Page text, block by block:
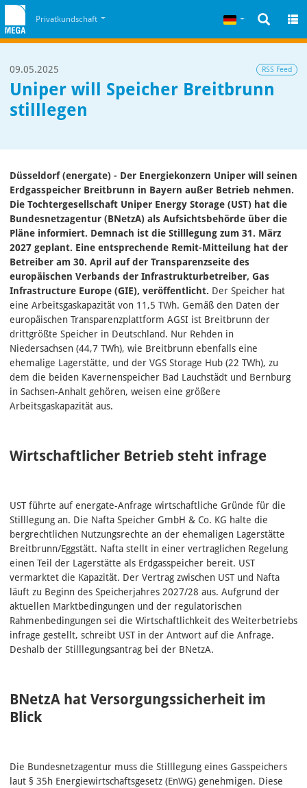
Zum Cookiehinweis
Privatkundschaft Deutsch
09.05.2025 RSS Feed
Uniper will Speicher Breitbrunn
stilllegen
Düsseldorf (energate) - Der Energiekonzern Uniper will seinen
Erdgasspeicher Breitbrunn in Bayern außer Betrieb nehmen.
Die Tochtergesellschaft Uniper Energy Storage (UST) hat die
Bundesnetzagentur (BNetzA) als Aufsichtsbehörde über die
Pläne informiert. Demnach ist die Stilllegung zum 31. März
2027 geplant. Eine entsprechende Remit-Mitteilung hat der
Betreiber am 30. April auf der Transparenzseite des
europäischen Verbands der Infrastrukturbetreiber, Gas
Infrastructure Europe (GIE), veröffentlicht. Der Speicher hat
eine Arbeitsgaskapazität von 11,5 TWh. Gemäß den Daten der
europäischen Transparenzplattform AGSI ist Breitbrunn der
drittgrößte Speicher in Deutschland. Nur Rehden in
Niedersachsen (44,7 TWh), wie Breitbrunn ebenfalls eine
ehemalige Lagerstätte, und der VGS Storage Hub (22 TWh), zu
dem die beiden Kavernenspeicher Bad Lauchstädt und Bernburg
in Sachsen-Anhalt gehören, weisen eine größere
Arbeitsgaskapazität aus.
Wirtschaftlicher Betrieb steht infrage
UST führte auf energate-Anfrage wirtschaftliche Gründe für die
Stilllegung an. Die Nafta Speicher GmbH & Co. KG halte die
bergrechtlichen Nutzungsrechte an der ehemaligen Lagerstätte
Breitbrunn/Eggstätt. Nafta stellt in einer vertraglichen Regelung
einen Teil der Lagerstätte als Erdgasspeicher bereit. UST
vermarktet die Kapazität. Der Vertrag zwischen UST und Nafta
läuft zu Beginn des Speicherjahres 2027/28 aus. Aufgrund der
aktuellen Marktbedingungen und der regulatorischen
Rahmenbedingungen sei die Wirtschaftlichkeit des Weiterbetriebs
infrage gestellt, schreibt UST in der Antwort auf die Anfrage.
Deshalb der Stilllegungsantrag bei der BNetzA.
BNetzA hat Versorgungssicherheit im
Blick
Die Bundesnetzagentur muss die Stilllegung eines Gasspeichers
laut § 35h Energiewirtschaftsgesetz (EnWG) genehmigen. Diese